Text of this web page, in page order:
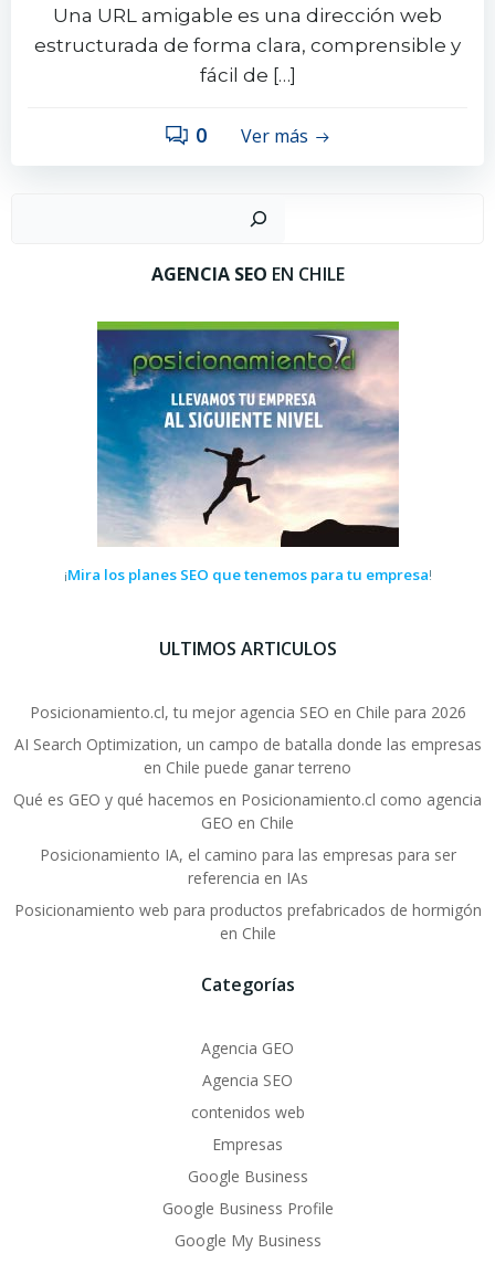
Una URL amigable es una dirección web
estructurada de forma clara, comprensible y
fácil de […]
0 Ver más
AGENCIA SEO EN CHILE
¡Mira los planes SEO que tenemos para tu empresa!
ULTIMOS ARTICULOS
Posicionamiento.cl, tu mejor agencia SEO en Chile para 2026
AI Search Optimization, un campo de batalla donde las empresas
en Chile puede ganar terreno
Qué es GEO y qué hacemos en Posicionamiento.cl como agencia
GEO en Chile
Posicionamiento IA, el camino para las empresas para ser
referencia en IAs
Posicionamiento web para productos prefabricados de hormigón
en Chile
Categorías
Agencia GEO
Agencia SEO
contenidos web
Empresas
Google Business
Google Business Profile
Google My Business